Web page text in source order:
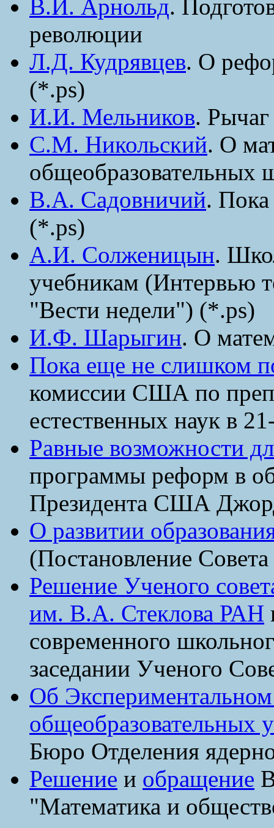
В.И. Арнольд.
революции
Л.Д. Кудрявцев. О
(*.ps)
И.И. Мельников.
С.М. Никольский. О
общеобразовательных
В.А. Садовничий.
(*.ps)
А.И. Солженицын.
учебникам (Интервью
"Вести недели") (*.ps)
И.Ф. Шарыгин. О
Пока еще не слишком
комиссии США по
естественных наук в
Равные возможности
программы реформ в
Президента США
О развитии
(Постановление
Решение Ученого
им. В.А. Стеклова РАН
современного
заседании Ученого
Об
общеобразовательных
Бюро Отделения
Решение и обращение
"Математика и